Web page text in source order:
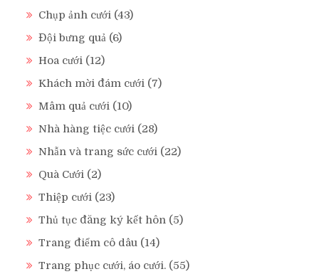
Chụp ảnh cưới (43)
Đội bưng quả (6)
Hoa cưới (12)
Khách mời đám cưới (7)
Mâm quả cưới (10)
Nhà hàng tiệc cưới (28)
Nhẫn và trang sức cưới (22)
Quà Cưới (2)
Thiệp cưới (23)
Thủ tục đăng ký kết hôn (5)
Trang điểm cô dâu (14)
Trang phục cưới, áo cưới. (55)